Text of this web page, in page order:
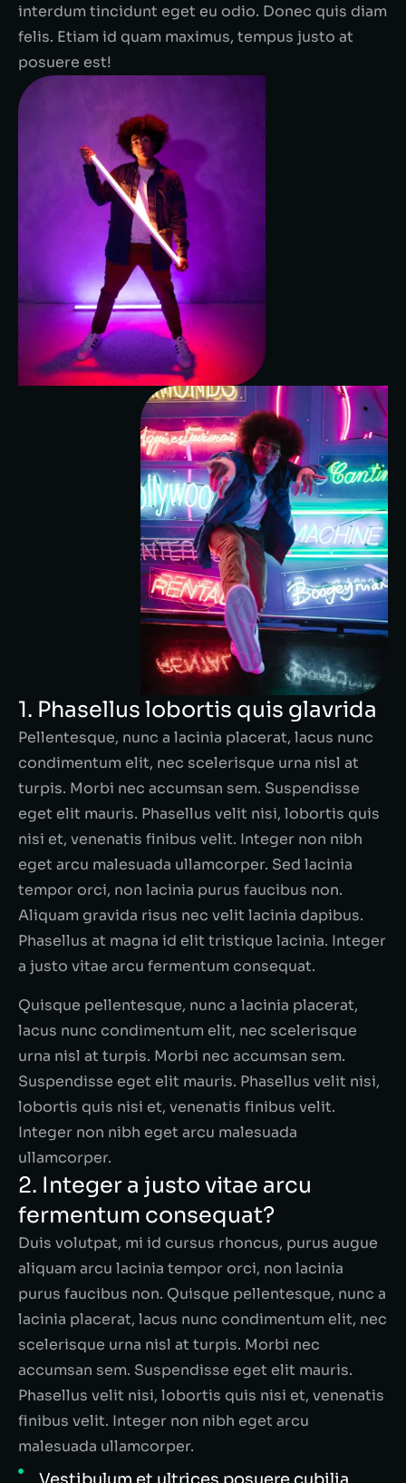
interdum tincidunt eget eu odio. Donec quis diam
felis. Etiam id quam maximus, tempus justo at
posuere est!
1. Phasellus lobortis quis glavrida
Pellentesque, nunc a lacinia placerat, lacus nunc
condimentum elit, nec scelerisque urna nisl at
turpis. Morbi nec accumsan sem. Suspendisse
eget elit mauris. Phasellus velit nisi, lobortis quis
nisi et, venenatis finibus velit. Integer non nibh
eget arcu malesuada ullamcorper. Sed lacinia
tempor orci, non lacinia purus faucibus non.
Aliquam gravida risus nec velit lacinia dapibus.
Phasellus at magna id elit tristique lacinia. Integer
a justo vitae arcu fermentum consequat.
Quisque pellentesque, nunc a lacinia placerat,
lacus nunc condimentum elit, nec scelerisque
urna nisl at turpis. Morbi nec accumsan sem.
Suspendisse eget elit mauris. Phasellus velit nisi,
lobortis quis nisi et, venenatis finibus velit.
Integer non nibh eget arcu malesuada
ullamcorper.
2. Integer a justo vitae arcu
fermentum consequat?
Duis volutpat, mi id cursus rhoncus, purus augue
aliquam arcu lacinia tempor orci, non lacinia
purus faucibus non. Quisque pellentesque, nunc a
lacinia placerat, lacus nunc condimentum elit, nec
scelerisque urna nisl at turpis. Morbi nec
accumsan sem. Suspendisse eget elit mauris.
Phasellus velit nisi, lobortis quis nisi et, venenatis
finibus velit. Integer non nibh eget arcu
malesuada ullamcorper.